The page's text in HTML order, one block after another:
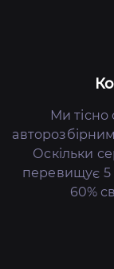
Ми
Оскільки
перевищує 5
60%